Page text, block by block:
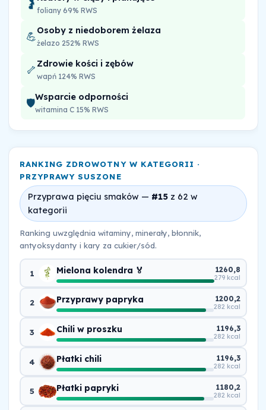
🤰 foliany 69% RWS
💪Osoby z niedoborem żelaza
żelazo 252% RWS
🦴 Zdrowie kości i zębów
wapń 124% RWS
🛡️Wsparcie odporności
witamina C 15% RWS
RANKING ZDROWOTNY W KATEGORII ·
PRZYPRAWY SUSZONE
Przyprawa pięciu smaków — #15 z 62 w
kategorii
Ranking uwzględnia witaminy, minerały, błonnik,
antyoksydanty i kary za cukier/sód.
1 Mielona kolendra 🏅 1260,8
279 kcal
2 Przyprawy papryka 1200,2
282 kcal
3 Chili w proszku 1196,3
282 kcal
4 Płatki chili 1196,3
282 kcal
5 Płatki papryki 1180,2
282 kcal